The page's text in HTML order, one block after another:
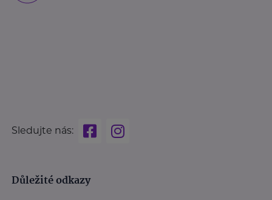
Sledujte nás:
Důležité odkazy